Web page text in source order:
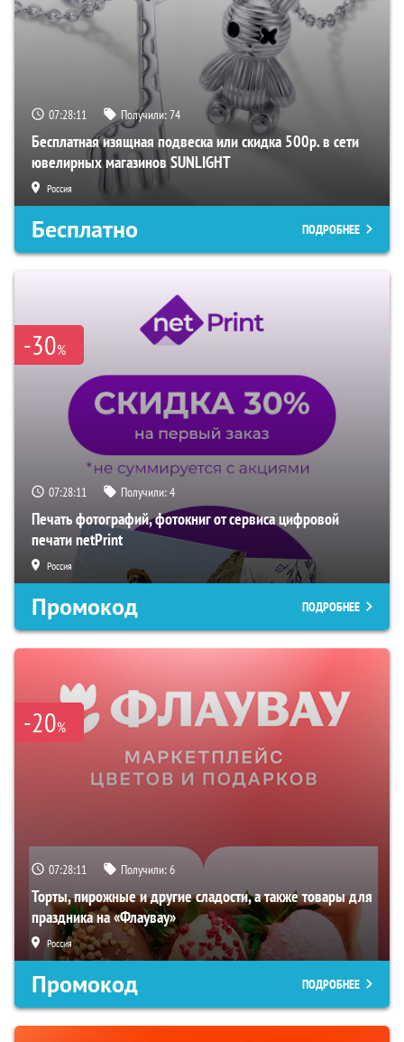
07:28:10 Получили:74
Бесплатная изящная подвеска или скидка 500р. в сети
ювелирных магазинов SUNLIGHT
Россия
Бесплатно ПОДРОБНЕЕ
-30%
07:28:10 Получили:4
Печать фотографий, фотокниг от сервиса цифровой
печати netPrint
Россия
Промокод ПОДРОБНЕЕ
-20%
07:28:10 Получили:6
Торты, пирожные и другие сладости, а также товары для
праздника на «Флаувау»
Россия
Промокод ПОДРОБНЕЕ